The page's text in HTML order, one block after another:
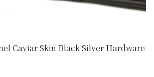
Caviar Skin Black Silver Hardware